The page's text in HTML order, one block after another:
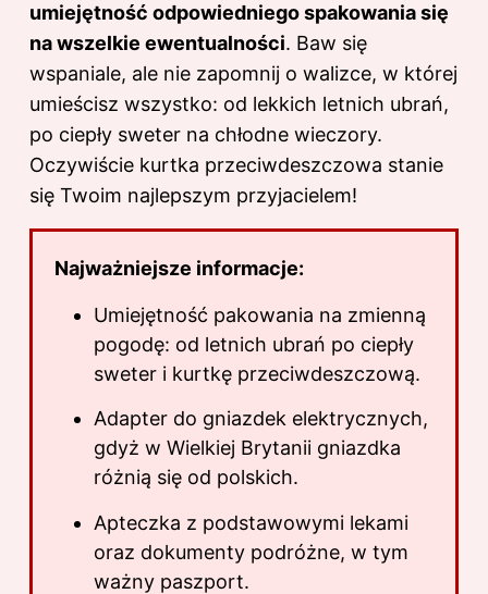
umiejętność odpowiedniego spakowania się
na wszelkie ewentualności. Baw się
wspaniale, ale nie zapomnij o walizce, w której
umieścisz wszystko: od lekkich letnich ubrań,
po ciepły sweter na chłodne wieczory.
Oczywiście kurtka przeciwdeszczowa stanie
się Twoim najlepszym przyjacielem!
Najważniejsze informacje:
Umiejętność pakowania na zmienną
pogodę: od letnich ubrań po ciepły
sweter i kurtkę przeciwdeszczową.
Adapter do gniazdek elektrycznych,
gdyż w Wielkiej Brytanii gniazdka
różnią się od polskich.
Apteczka z podstawowymi lekami
oraz dokumenty podróżne, w tym
ważny paszport.